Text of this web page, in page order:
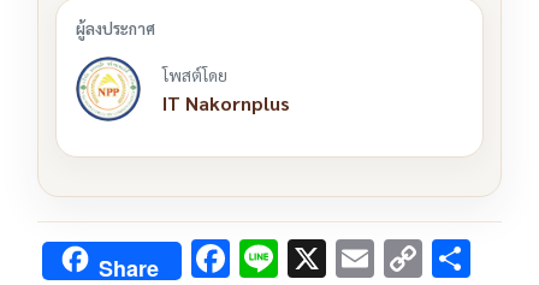
โพสต์โดย
IT Nakornplus
Share F Li X E C